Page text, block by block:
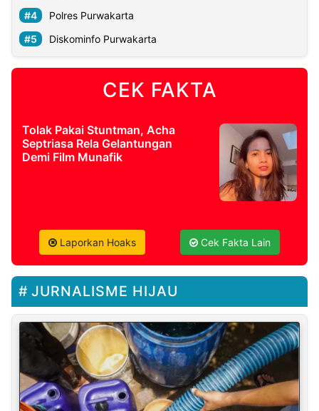
Polres Purwakarta
Diskominfo Purwakarta
CEK FAKTA
Tolak Pakai Stuntman, Acha
Septriasa Rela Gelantungan
Demi Film Munafik
Laporkan Hoaks Cek Fakta Lain
JURNALISME HIJAU